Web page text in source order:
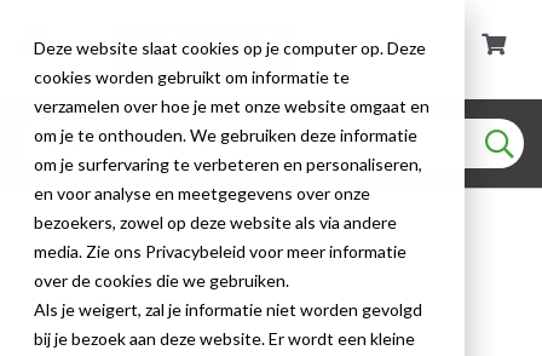
Deze website slaat cookies op je computer op. Deze
cookies worden gebruikt om informatie te
verzamelen over hoe je met onze website omgaat en
om je te onthouden. We gebruiken deze informatie
om je surfervaring te verbeteren en personaliseren,
en voor analyse en meetgegevens over onze
bezoekers, zowel op deze website als via andere
media. Zie ons Privacybeleid voor meer informatie
over de cookies die we gebruiken.
Als je weigert, zal je informatie niet worden gevolgd
bij je bezoek aan deze website. Er wordt een kleine
Merken Amphenol